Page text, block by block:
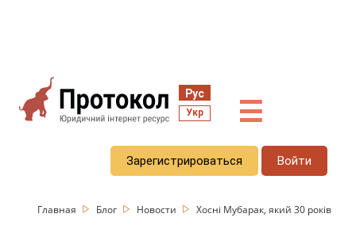
Рус
Укр ☰
Зарегистрироваться Войти
Главная Блог Новости
Хосні Мубарак, який 30 років